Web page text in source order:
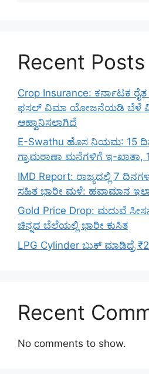
Recent Posts
Crop Insurance: ಕರ್ನಾಟಕ ರೈತ
ಫಸಲ್ ವಿಮಾ ಯೋಜನೆಯಡಿ ಬೆಳೆ
ಆಹ್ವಾನಿಸಲಾಗಿದೆ
E-Swathu ಹೊಸ ನಿಯಮ: 15
ಗ್ರಾಮಠಾಣಾ ಮನೆಗಳಿಗೆ ಇ-ಖಾತಾ,
IMD Report: ರಾಜ್ಯದಲ್ಲಿ 7
ಸಹಿತ ಭಾರೀ ಮಳೆ: ಹವಾಮಾನ
Gold Price Drop: ಮದುವೆ
ಚಿನ್ನದ ಬೆಲೆಯಲ್ಲಿ ಭಾರೀ ಕುಸಿತ
LPG Cylinder ಬುಕ್ ಮಾಡಿದ್ರೆ
Recent
No comments to show.